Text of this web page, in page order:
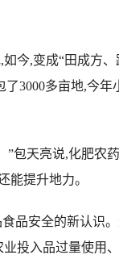
今,变成“田成方、
3000多亩地,今年
包天亮说,化肥农
能提升地力。
安全的新认识。
投入品过量使用